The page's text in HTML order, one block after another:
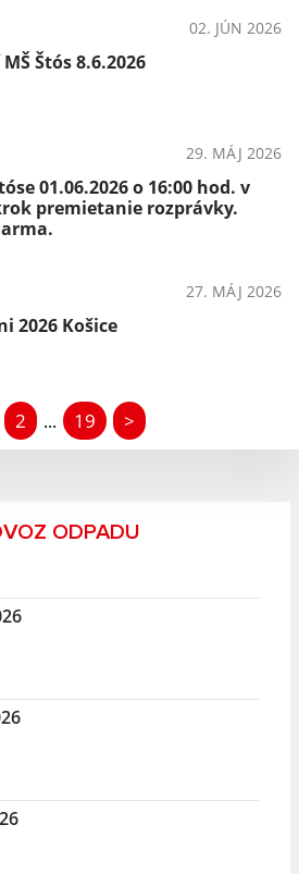
02. JÚN 2026
Štós 8.6.2026
29. MÁJ 2026
01.06.2026 o 16:00 hod. v
premietanie rozprávky.
27. MÁJ 2026
2026 Košice
2 ... 19 >
ODPADU